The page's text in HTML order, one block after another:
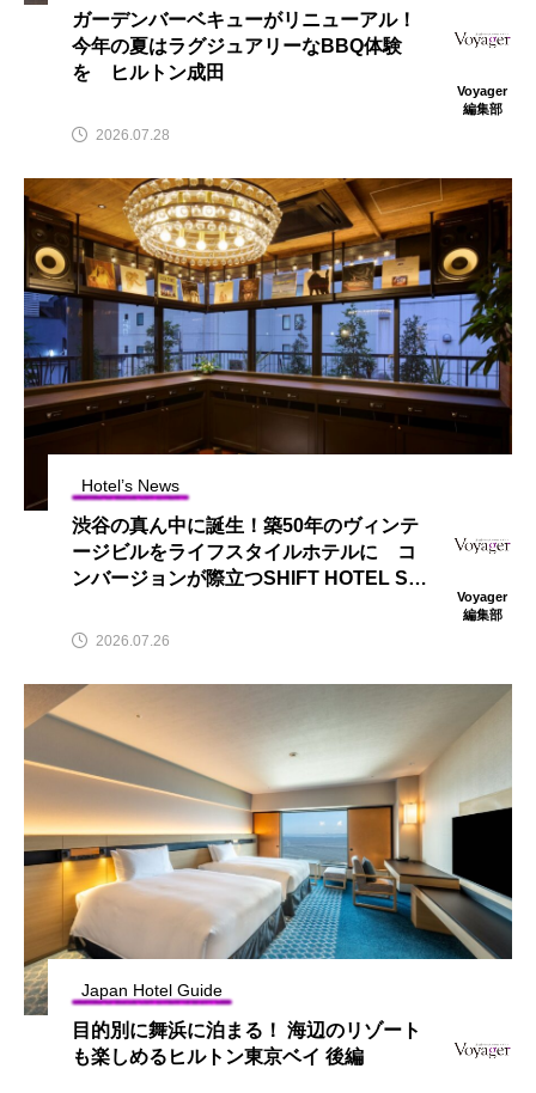
ガーデンバーベキューがリニューアル！
今年の夏はラグジュアリーなBBQ体験
を ヒルトン成田
Voyager
編集部
2026.07.28
Hotel’s News
渋谷の真ん中に誕生！築50年のヴィンテ
ージビルをライフスタイルホテルに コ
ンバージョンが際立つSHIFT HOTEL SHI
Voyager
編集部
2026.07.26
Japan Hotel Guide
目的別に舞浜に泊まる！ 海辺のリゾート
も楽しめるヒルトン東京ベイ 後編